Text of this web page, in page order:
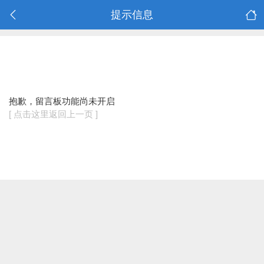
提示信息
抱歉，留言板功能尚未开启
[ 点击这里返回上一页 ]